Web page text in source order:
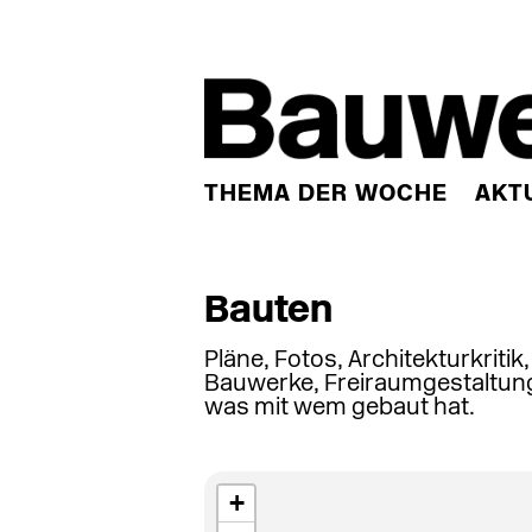
THEMA DER WOCHE
Bauten
Pläne, Fotos,
Bauwerke,
was mit wem gebaut hat.
+